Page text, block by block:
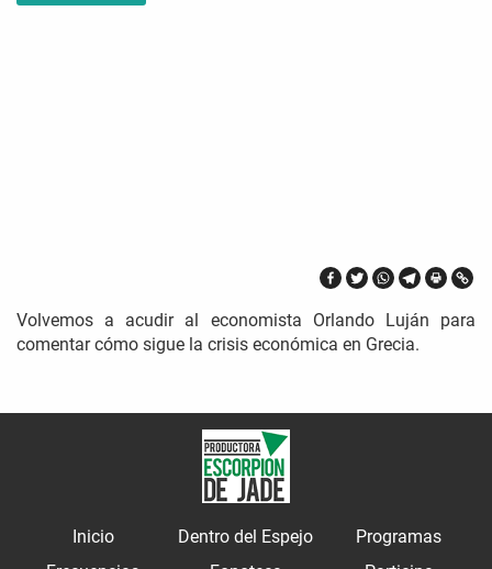
Volvemos a acudir al economista Orlando Luján para
comentar cómo sigue la crisis económica en Grecia.
Inicio Dentro del Espejo
Programas